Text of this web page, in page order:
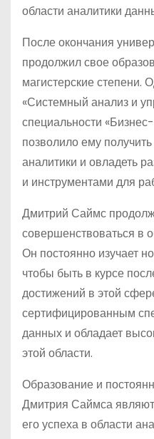
области аналитики
После окончания
продолжил свое
магистерские степени.
«Системный анализ и
специальности
позволило ему
аналитики и овладеть
и инструментами для
Дмитрий Саймс
совершенствоваться в
Он постоянно изучает
чтобы быть в курсе
достижений в этой
сертифицированным
данных и обладает
этой области.
Образование и
Дмитрия Саймса
его успеха в области